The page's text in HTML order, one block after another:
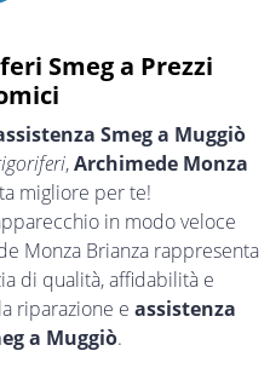
Smeg a Prezzi
Smeg a Muggiò
,Archimede Monza
migliore per te!
in modo veloce
Monza Brianza rappresenta
di qualità, affidabilità e
riparazione e assistenza
a Muggiò.